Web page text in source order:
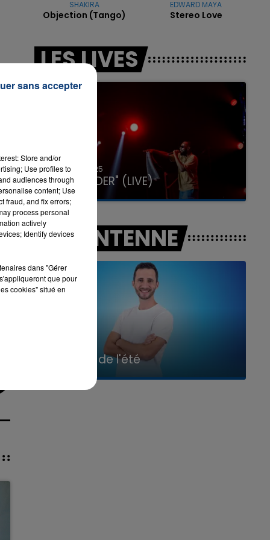
LA TEAM DE L'ÉTÉ
SHAKIRA
Objection (tango)
EDWARD MAYA
Stereo Love
LES LIVES
31 janvier 2025
GIMS "SPIDER" (LIVE)
A L'ANTENNE
La Team de l'été
Store and/or
Use profiles to
audiences through
content; Use
fraud, and fix errors;
process personal
actively
Identify devices
dans "Gérer
que pour
cookies" situé en
sans accepter